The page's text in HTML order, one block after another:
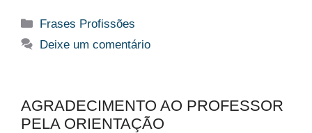
Categorias
Frases Profissões
Deixe um comentário
AGRADECIMENTO AO PROFESSOR
PELA ORIENTAÇÃO